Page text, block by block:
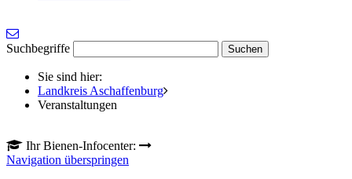
Suchbegriffe
Sie sind hier:
Landkreis Aschaffenburg
Veranstaltungen
Ihr Bienen-Infocenter:
Navigation überspringen